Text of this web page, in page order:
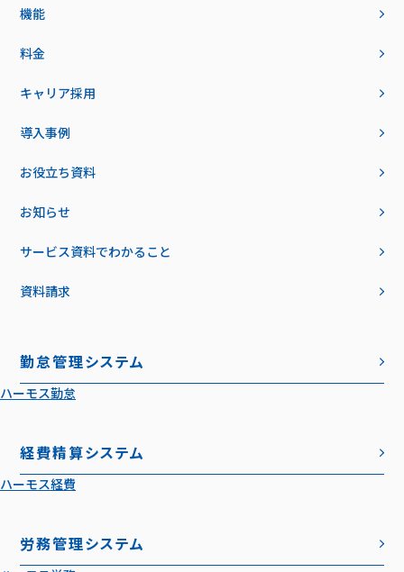
機能
料金
キャリア採用
導入事例
お役立ち資料
お知らせ
サービス資料でわかること
資料請求
勤怠管理システム
ハーモス勤怠
経費精算システム
ハーモス経費
労務管理システム